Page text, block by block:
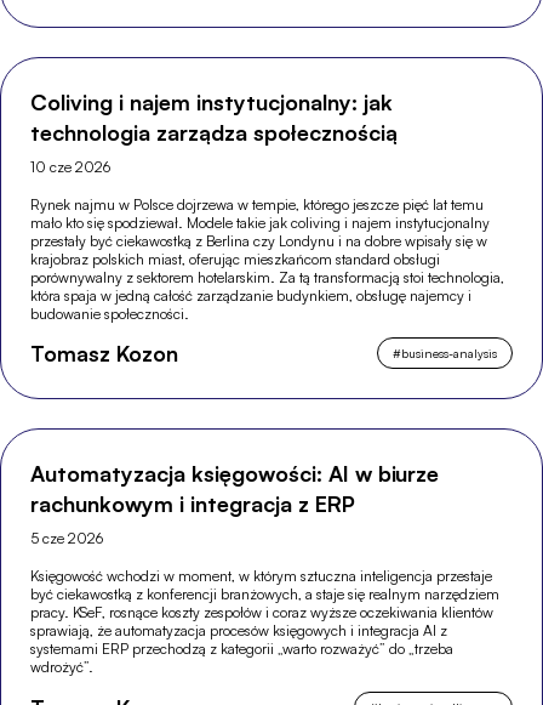
Coliving i najem instytucjonalny: jak
technologia zarządza społecznością
10 cze 2026
Rynek najmu w Polsce dojrzewa w tempie, którego jeszcze pięć lat temu
mało kto się spodziewał. Modele takie jak coliving i najem instytucjonalny
przestały być ciekawostką z Berlina czy Londynu i na dobre wpisały się w
krajobraz polskich miast, oferując mieszkańcom standard obsługi
porównywalny z sektorem hotelarskim. Za tą transformacją stoi technologia,
która spaja w jedną całość zarządzanie budynkiem, obsługę najemcy i
budowanie społeczności.
Tomasz Kozon #business-analysis
Automatyzacja księgowości: AI w biurze
rachunkowym i integracja z ERP
5 cze 2026
Księgowość wchodzi w moment, w którym sztuczna inteligencja przestaje
być ciekawostką z konferencji branżowych, a staje się realnym narzędziem
pracy. KSeF, rosnące koszty zespołów i coraz wyższe oczekiwania klientów
sprawiają, że automatyzacja procesów księgowych i integracja AI z
systemami ERP przechodzą z kategorii „warto rozważyć” do „trzeba
wdrożyć”.